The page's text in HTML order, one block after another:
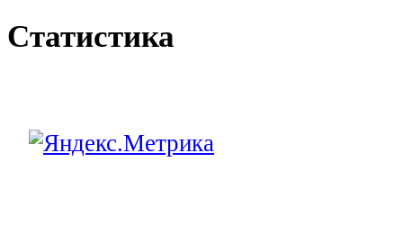
Статистика